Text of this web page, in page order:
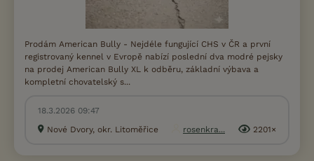
Prodám American Bully - Nejdéle fungující CHS v ČR a první
registrovaný kennel v Evropě nabízí poslední dva modré pejsky
na prodej American Bully XL k odběru, základní výbava a
kompletní chovatelský s...
18.3.2026 09:47
Nové Dvory, okr. Litoměřice
rosenkra... 2201×